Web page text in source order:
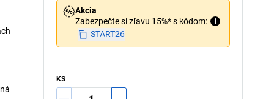
Akcia
Zabezpečte si zľavu 15%* s kódom:
i
START26
KS